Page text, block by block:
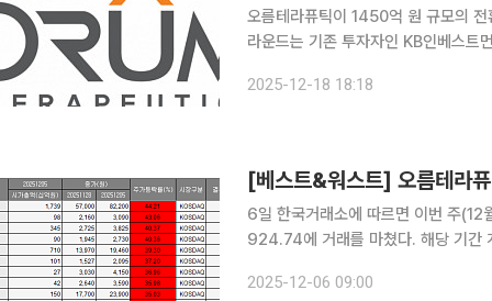
오름테라퓨틱이 1450억 원 규모의 전환
라운드는 기존 투자자인 KB인베스트
산운용사 와이스자산운용과 한국투
2025-12-18 18:18
6일 한국거래소에 따르면 이번 주
924.74에 거래를 마쳤다. 해당 기간
상승한 종목은 오름테라퓨틱으로,
2025-12-06 09:00